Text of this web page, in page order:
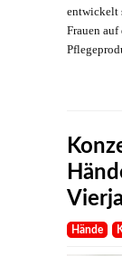
entwickelt
Frauen
Hände